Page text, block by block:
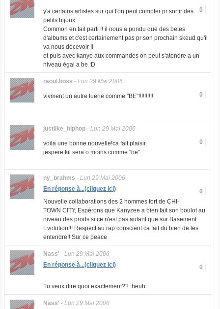
0
y'a certains artistes sur qui l'on peut compter pr sortir des
petits bijoux.
Common en fait parti !! il nous a pondu que des betes
d'albums et c'est certainement pas pr son prochain skeud qu'il
va nous décevoir !!
et puis avec kanye aux commandes on peut s'atendre a un
niveau égal a be :D
raoul.boss - Lun 29 Mai 2006
0
vivment un autre tuerie comme "BE"!!!!!!!!!!
justlike_hiphop- Lun 29 Mai 2006
0
voila une bonne nouvelle!ca fait plaisir.
jespere kil sera o moins comme "be"
ny_brahms - Lun 29 Mai 2006
0
En réponse à...(cliquez ici)
Nouvelle collaborations des 2 hommes fort de CHI-
TOWN CITY, Espérons que Kanyzee a bien fait son boulot au
niveau des prods si ce n'est pas autant que sur Basement
Evolution!!! Respect au rap conscient ca fait du bien de les
entendre!! Sur ce peace
Nass' - Lun 29 Mai 2006
0
En réponse à...(cliquez ici)
Tu veux dire quoi exactement?? :heuh:
Nass' - Lun 29 Mai 2006